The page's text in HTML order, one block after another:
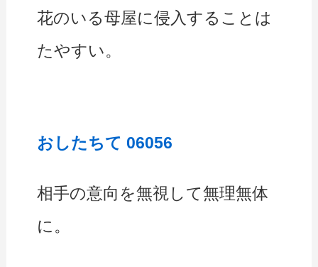
花のいる母屋に侵入することは
たやすい。
おしたちて 06056
相手の意向を無視して無理無体
に。